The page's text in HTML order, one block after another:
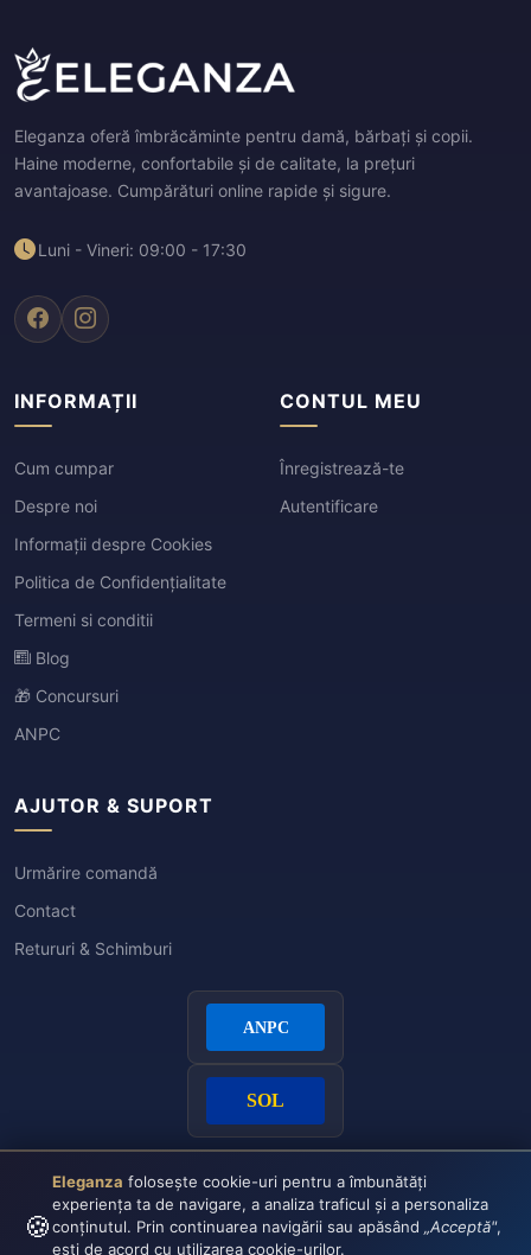
Eleganza oferă îmbrăcăminte pentru damă, bărbați și copii.
Haine moderne, confortabile și de calitate, la prețuri
avantajoase. Cumpărături online rapide și sigure.
Luni - Vineri: 09:00 - 17:30
INFORMAȚII
Cum cumpar
Despre noi
Informații despre Cookies
Politica de Confidențialitate
Termeni si conditii
Blog
🎁 Concursuri
ANPC
CONTUL MEU
Înregistrează-te
Autentificare
AJUTOR & SUPORT
Urmărire comandă
Contact
Retururi & Schimburi
🍪
Eleganza folosește cookie-uri pentru a îmbunătăți
experiența ta de navigare, a analiza traficul și a personaliza
conținutul. Prin continuarea navigării sau apăsând „Acceptă",
ești de acord cu utilizarea cookie-urilor.